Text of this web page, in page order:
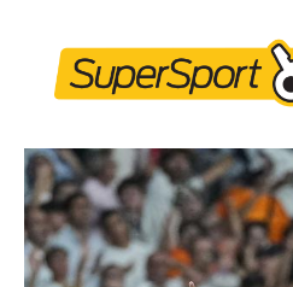
content